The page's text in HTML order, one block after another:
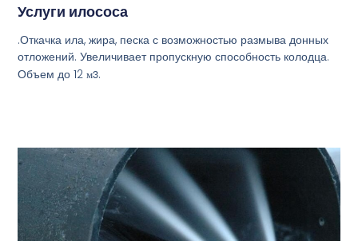
Услуги илососа
.Откачка ила, жира, песка с возможностью размыва донных
отложений. Увеличивает пропускную способность колодца.
Объем до 12м3.